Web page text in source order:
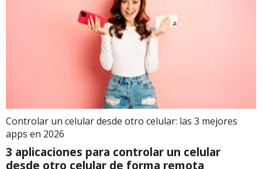
Controlar un celular desde otro celular: las 3 mejores
apps en 2026
3 aplicaciones para controlar un celular
desde otro celular de forma remota